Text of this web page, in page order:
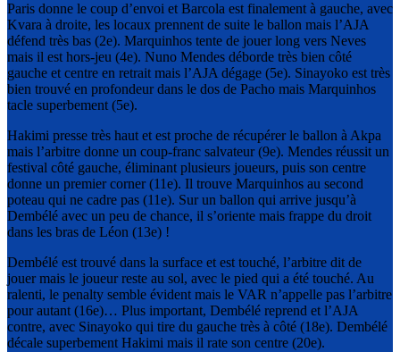
Paris donne le coup d’envoi et Barcola est finalement à gauche, avec
Kvara à droite, les locaux prennent de suite le ballon mais l’AJA
défend très bas (2e). Marquinhos tente de jouer long vers Neves
mais il est hors-jeu (4e). Nuno Mendes déborde très bien côté
gauche et centre en retrait mais l’AJA dégage (5e). Sinayoko est très
bien trouvé en profondeur dans le dos de Pacho mais Marquinhos
tacle superbement (5e).
Hakimi presse très haut et est proche de récupérer le ballon à Akpa
mais l’arbitre donne un coup-franc salvateur (9e). Mendes réussit un
festival côté gauche, éliminant plusieurs joueurs, puis son centre
donne un premier corner (11e). Il trouve Marquinhos au second
poteau qui ne cadre pas (11e). Sur un ballon qui arrive jusqu’à
Dembélé avec un peu de chance, il s’oriente mais frappe du droit
dans les bras de Léon (13e) !
Dembélé est trouvé dans la surface et est touché, l’arbitre dit de
jouer mais le joueur reste au sol, avec le pied qui a été touché. Au
ralenti, le penalty semble évident mais le VAR n’appelle pas l’arbitre
pour autant (16e)… Plus important, Dembélé reprend et l’AJA
contre, avec Sinayoko qui tire du gauche très à côté (18e). Dembélé
décale superbement Hakimi mais il rate son centre (20e).